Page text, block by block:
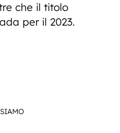
che il titolo
per il 2023.